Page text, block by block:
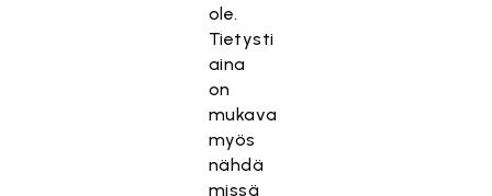
ole.
Tietysti
aina
on
mukava
myös
nähdä
missä